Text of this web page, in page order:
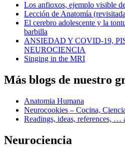
Los anfioxos, ejemplo visible
Lección de Anatomía
El cerebro adolescente y la
barbilla
ANSIEDAD Y COVID-19,
NEUROCIENCIA
Singing in the MRI
Más blogs de nuestro
Anatomia Humana
Neurocookies – Cocina,
Readings, ideas, references, …
Neurociencia